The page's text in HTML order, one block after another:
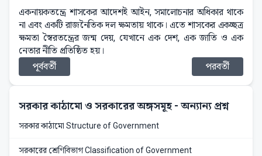
একনায়কতন্ত্রে শাসকের আদেশই আইন, সমালোচনার অধিকার থাকে
না এবং একটি রাজনৈতিক দল ক্ষমতায় থাকে। এতে শাসকের একচ্ছত্র
ক্ষমতা স্বৈরতন্ত্রের জন্ম দেয়, যেখানে এক দেশ, এক জাতি ও এক
নেতার নীতি প্রতিষ্ঠিত হয়।
পূর্ববর্তী
পরবর্তী
সরকার কাঠামো ও সরকারের অঙ্গসমূহ - অন্যান্য প্রশ্ন
সরকার কাঠামো Structure of Government
সরকারের শ্রেণিবিভাগ Classification of Government